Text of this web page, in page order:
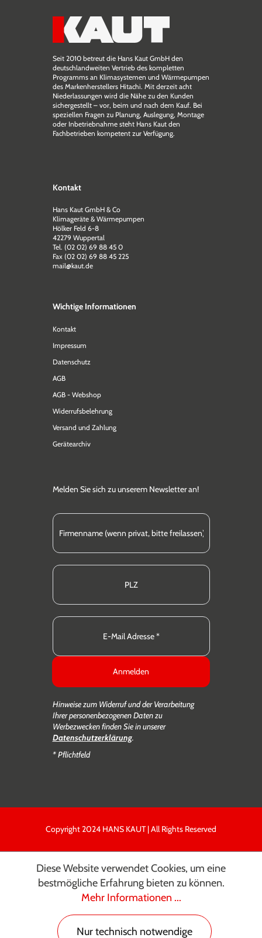
Seit 2010 betreut die Hans Kaut GmbH den
deutschlandweiten Vertrieb des kompletten
Programms an Klimasystemen und Wärmepumpen
des Markenherstellers Hitachi. Mit derzeit acht
Niederlassungen wird die Nähe zu den Kunden
sichergestellt – vor, beim und nach dem Kauf. Bei
speziellen Fragen zu Planung, Auslegung, Montage
oder Inbetriebnahme steht Hans Kaut den
Fachbetrieben kompetent zur Verfügung.
Kontakt
Hans Kaut GmbH & Co
Klimageräte & Wärmepumpen
Hölker Feld 6-8
42279 Wuppertal
Tel. (02 02) 69 88 45 0
Fax (02 02) 69 88 45 225
mail@kaut.de
Wichtige Informationen
Kontakt
Impressum
Datenschutz
AGB
AGB - Webshop
Widerrufsbelehrung
Versand und Zahlung
Gerätearchiv
Melden Sie sich zu unserem Newsletter an!
Anmelden
Hinweise zum Widerruf und der Verarbeitung
Ihrer personenbezogenen Daten zu
Werbezwecken finden Sie in unserer
Datenschutzerklärung.
* Pflichtfeld
Copyright 2024 HANS KAUT | All Rights Reserved
Diese Website verwendet Cookies, um eine
bestmögliche Erfahrung bieten zu können.
Mehr Informationen ...
Nur technisch notwendige